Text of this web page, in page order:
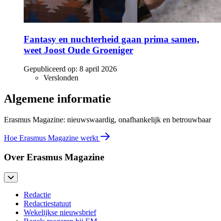
Fantasy en nuchterheid gaan prima samen,
weet Joost Oude Groeniger
Gepubliceerd op: 8 april 2026
Verslonden
Algemene informatie
Erasmus Magazine: nieuwswaardig, onafhankelijk en betrouwbaar
Hoe Erasmus Magazine werkt
Over Erasmus Magazine
Redactie
Redactiestatuut
Wekelijkse nieuwsbrief